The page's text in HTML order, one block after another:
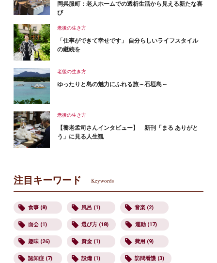
岡呉服町：老人ホームでの透析生活から見える新たな喜
び
老後の生き方
「仕事ができて幸せです」 自分らしいライフスタイル
の継続を
老後の生き方
ゆったりと島の魅力にふれる旅～石垣島～
老後の生き方
【養老孟司さんインタビュー】 新刊「まる ありがと
う」に見る人生観
注目キーワード Keywords
食事 (8) 風呂 (1) 音楽 (2)
面会 (1) 選び方 (18) 運動 (17)
趣味 (26) 資金 (1) 費用 (9)
認知症 (7) 設備 (1) 訪問看護 (3)